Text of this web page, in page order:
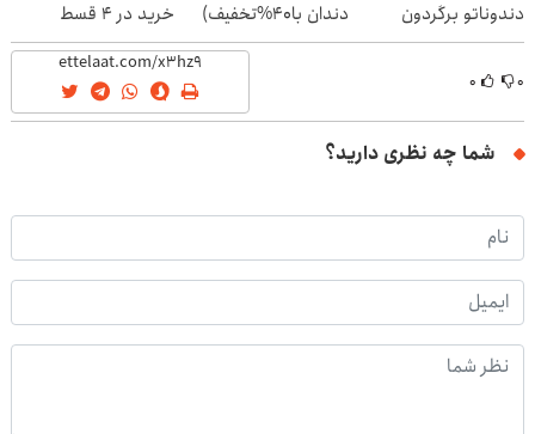
دندوناتو برگردون
(40%off)
دندان با40%تخفیف)
خرید در 4 قسط
۰ ۰
شما چه نظری دارید؟